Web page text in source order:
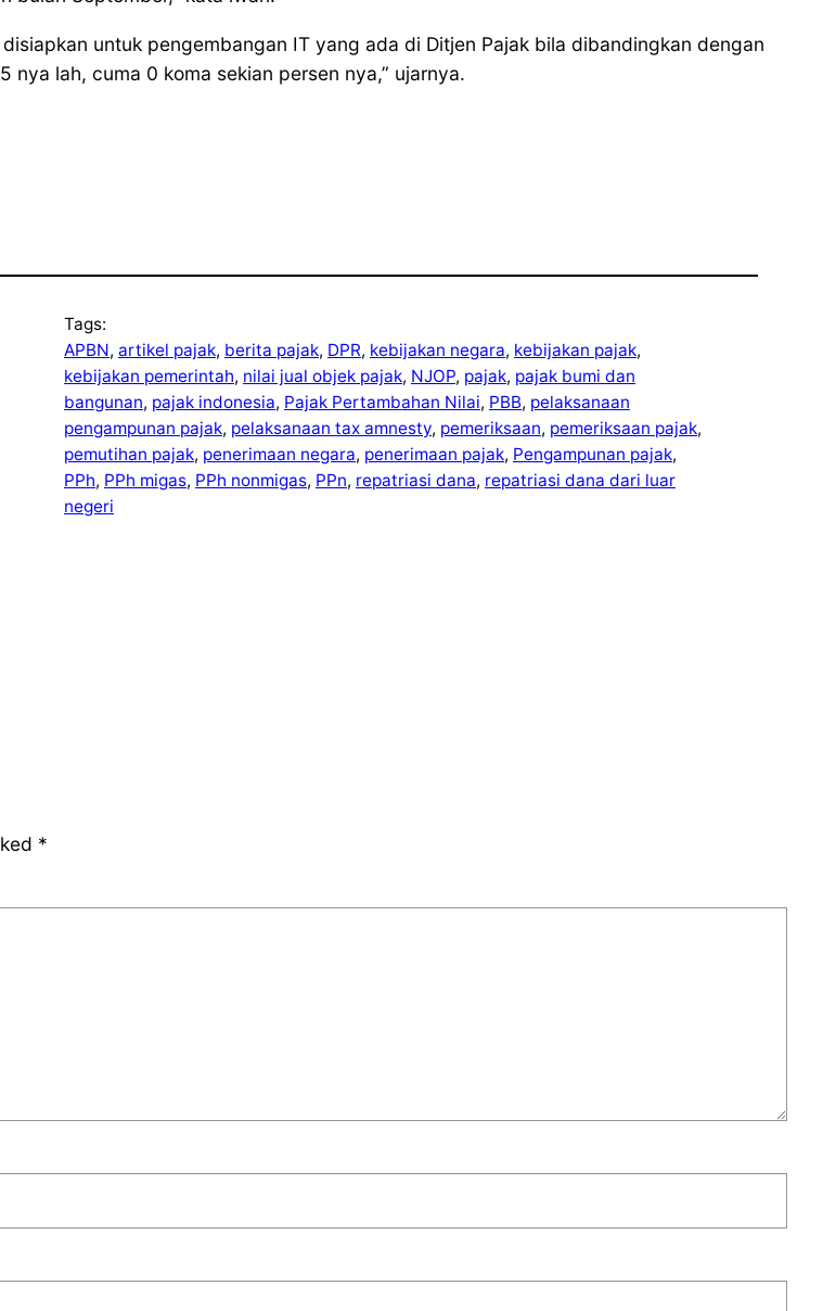
untuk pengembangan IT yang ada di Ditjen Pajak bila dibandingkan dengan
nya lah, cuma 0 koma sekian persen nya,” ujarnya.
Tags:
APBN, artikel pajak, berita pajak, DPR, kebijakan negara, kebijakan pajak
kebijakan pemerintah, nilai jual objek pajak, NJOP, pajak, pajak bumi dan
bangunan, pajak indonesia, Pajak Pertambahan Nilai, PBB, pelaksanaan
pengampunan pajak, pelaksanaan tax amnesty, pemeriksaan, pemeriksaan pajak
pemutihan pajak, penerimaan negara, penerimaan pajak, Pengampunan pajak
PPh, PPh migas, PPh nonmigas, PPn, repatriasi dana, repatriasi dana dari luar
negeri
*